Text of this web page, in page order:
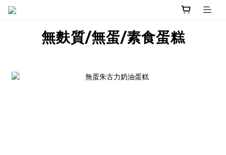
無麩質/無蛋/素食蛋糕